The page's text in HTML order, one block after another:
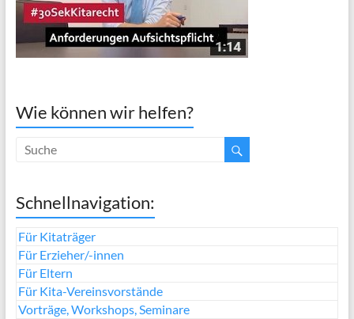
Wie können wir helfen?
Schnellnavigation:
Für Kitaträger
Für Erzieher/-innen
Für Eltern
Für Kita-Vereinsvorstände
Vorträge, Workshops, Seminare